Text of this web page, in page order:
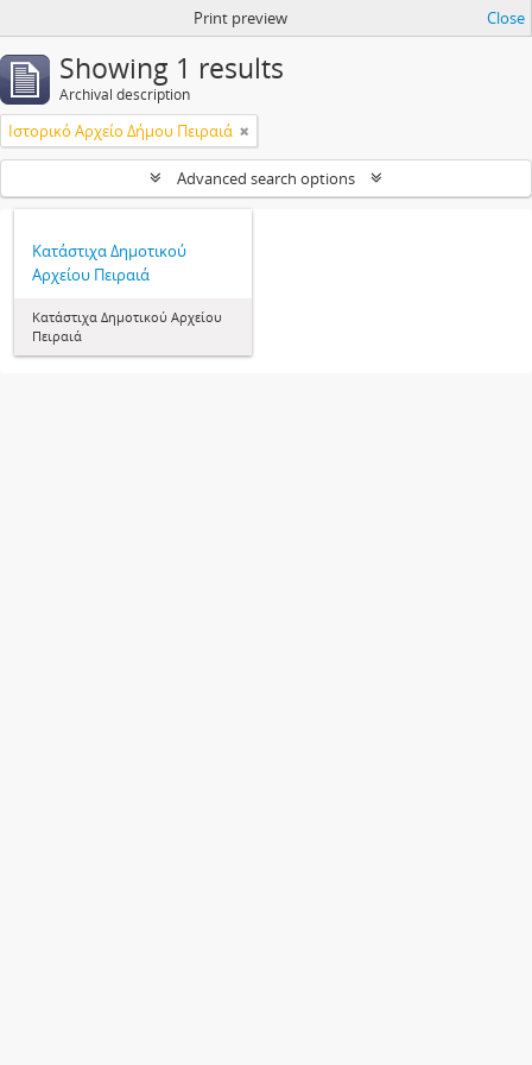
Print preview Close
Showing 1 results
Archival description
Ιστορικό Αρχείο Δήμου Πειραιά
Advanced search options
Κατάστιχα Δημοτικού
Αρχείου Πειραιά
Κατάστιχα Δημοτικού Αρχείου
Πειραιά